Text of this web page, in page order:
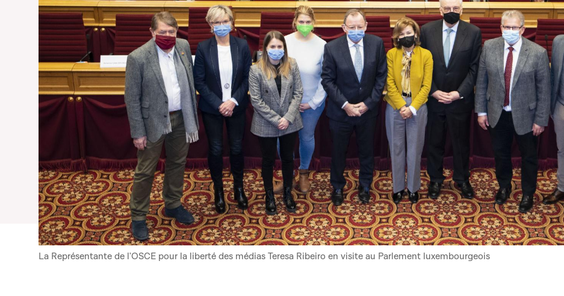
La Représentante de l'OSCE pour la liberté des médias Teresa Ribeiro en visite au Parlement luxembourgeois